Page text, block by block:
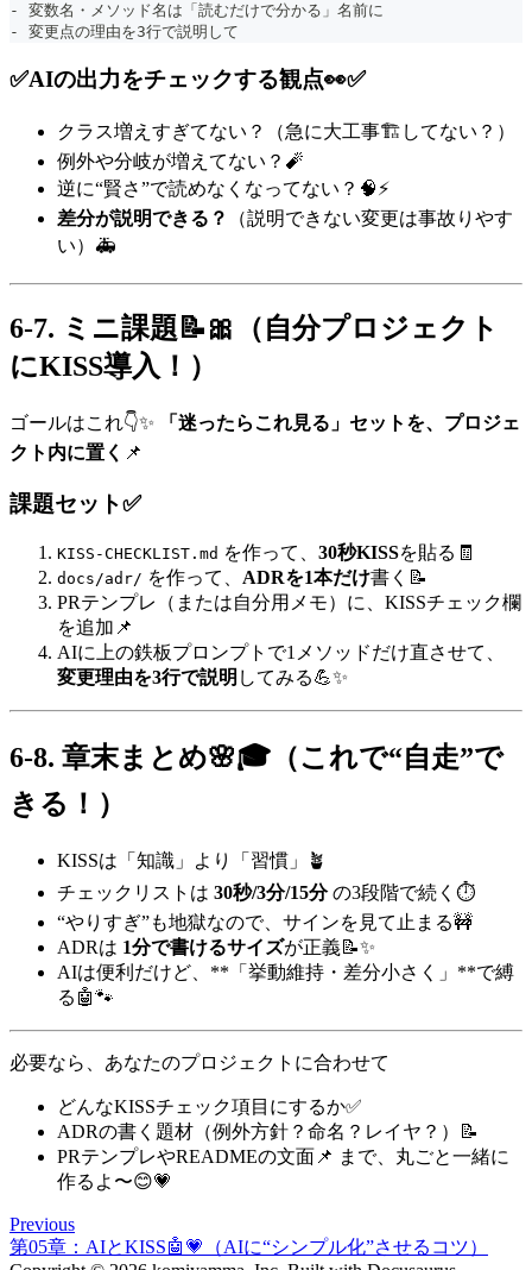
- 変数名・メソッド名は「読むだけで分かる」名前に
- 変更点の理由を3行で説明して
✅AIの出力をチェックする観点👀✅
クラス増えすぎてない？（急に大工事🏗️してない？）
例外や分岐が増えてない？🧨
逆に“賢さ”で読めなくなってない？🧠⚡
差分が説明できる？
（説明できない変更は事故りやす
い）🚑
6-7. ミニ課題📝🎀（自分プロジェクト
にKISS導入！）
ゴールはこれ👇✨
「迷ったらこれ見る」セットを、プロジェ
クト内に置く 📌
課題セット✅
KISS-CHECKLIST.md を作って、 30秒KISSを貼る🧾
docs/adr/ を作って、 ADRを1本だけ書く📝
PRテンプレ（または自分用メモ）に、KISSチェック欄
を追加📌
AIに上の鉄板プロンプトで1メソッドだけ直させて、
変更理由を3行で説明 してみる💪✨
6-8. 章末まとめ🌸🎓（これで“自走”で
きる！）
KISSは「知識」より「習慣」🪴
チェックリストは 30秒/3分/15分の3段階で続く⏱️
“やりすぎ”も地獄なので、サインを見て止まる🚧
ADRは 1分で書けるサイズが正義📝✨
AIは便利だけど、**「挙動維持・差分小さく」**で縛
る🤖🐾
必要なら、あなたのプロジェクトに合わせて
どんなKISSチェック項目にするか✅
ADRの書く題材（例外方針？命名？レイヤ？）📝
PRテンプレやREADMEの文面📌 まで、丸ごと一緒に
作るよ〜😊💗
Previous
第05章：AIとKISS🤖💗（AIに“シンプル化”させるコツ）